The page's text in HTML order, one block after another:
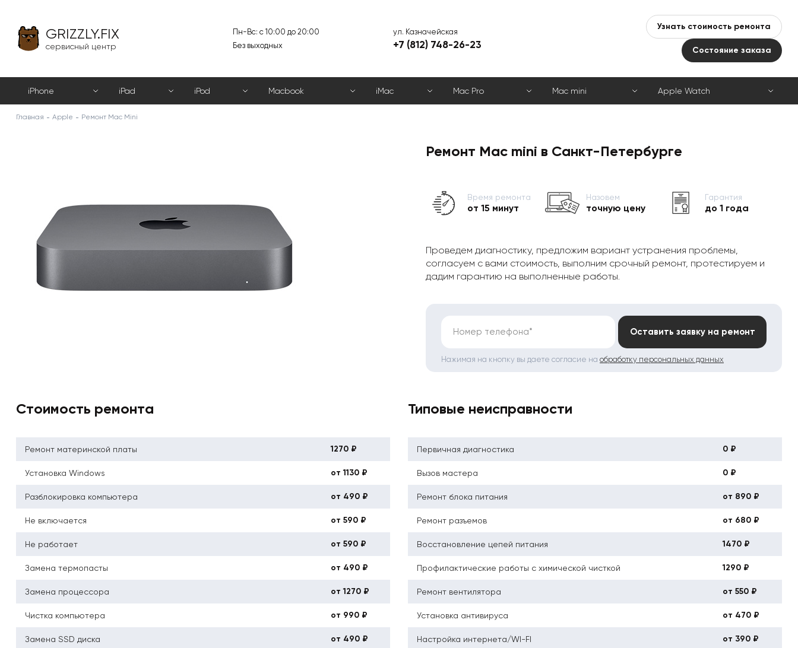
GRIZZLY.FIX
сервисный центр
Пн-Вс: с 10:00 до 20:00
Без выходных
ул. Казначейская
+7 (812) 748-26-23
Узнать стоимость ремонта
Состояние заказа
iPhone iPad iPod Macbook iMac Mac Pro Mac mini Apple Watch
Главная Apple Ремонт Mac Mini
Ремонт Mac mini в Санкт-Петербурге
Время ремонта
от 15 минут
Назовем
точную цену
Гарантия
до 1 года
Проведем диагностику, предложим вариант устранения проблемы,
согласуем с вами стоимость, выполним срочный ремонт, протестируем и
дадим гарантию на выполненные работы.
Номер телефона* Оставить заявку на ремонт
Нажимая на кнопку вы даете согласие на обработку персональных данных
Стоимость ремонта
Ремонт материнской платы 1270 ₽
Установка Windows от 1130 ₽
Разблокировка компьютера от 490 ₽
Не включается от 590 ₽
Не работает от 590 ₽
Замена термопасты от 490 ₽
Замена процессора от 1270 ₽
Чистка компьютера от 990 ₽
Замена SSD диска от 490 ₽
Типовые неисправности
Первичная диагностика 0 ₽
Вызов мастера 0 ₽
Ремонт блока питания от 890 ₽
Ремонт разъемов от 680 ₽
Восстановление цепей питания 1470 ₽
Профилактические работы с химической чисткой 1290 ₽
Ремонт вентилятора от 550 ₽
Установка антивируса от 470 ₽
Настройка интернета/WI-FI от 390 ₽